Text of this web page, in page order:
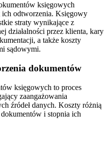
księgowych
ich odtworzenia. Księgowy
straty wynikające z
działalności przez klienta, kary
a także koszty
sądowymi.
dokumentów
księgowych to proces
zaangażowania
źródeł danych. Koszty różnią
i stopnia ich